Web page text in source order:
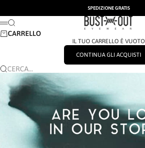
SPEDIZIONE GRATIS
BUSTOUT EYEWEAR
MENÙ
CERCA
CARRELLO
IL TUO CARRELLO È VUOTO
CONTINUA GLI ACQUISTI
CERCA...